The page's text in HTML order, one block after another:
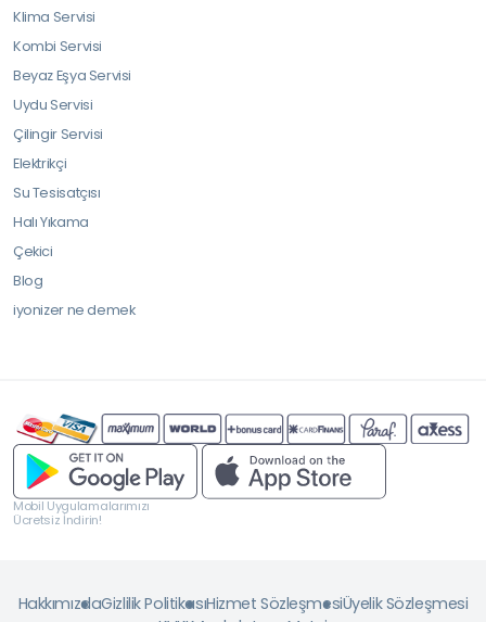
Klima Servisi
Kombi Servisi
Beyaz Eşya Servisi
Uydu Servisi
Çilingir Servisi
Elektrikçi
Su Tesisatçısı
Halı Yıkama
Çekici
Blog
iyonizer ne demek
Mobil Uygulamalarımızı
Ücretsiz İndirin!
HakkımızdaGizlilik PolitikasıHizmet SözleşmesiÜyelik Sözleşmesi